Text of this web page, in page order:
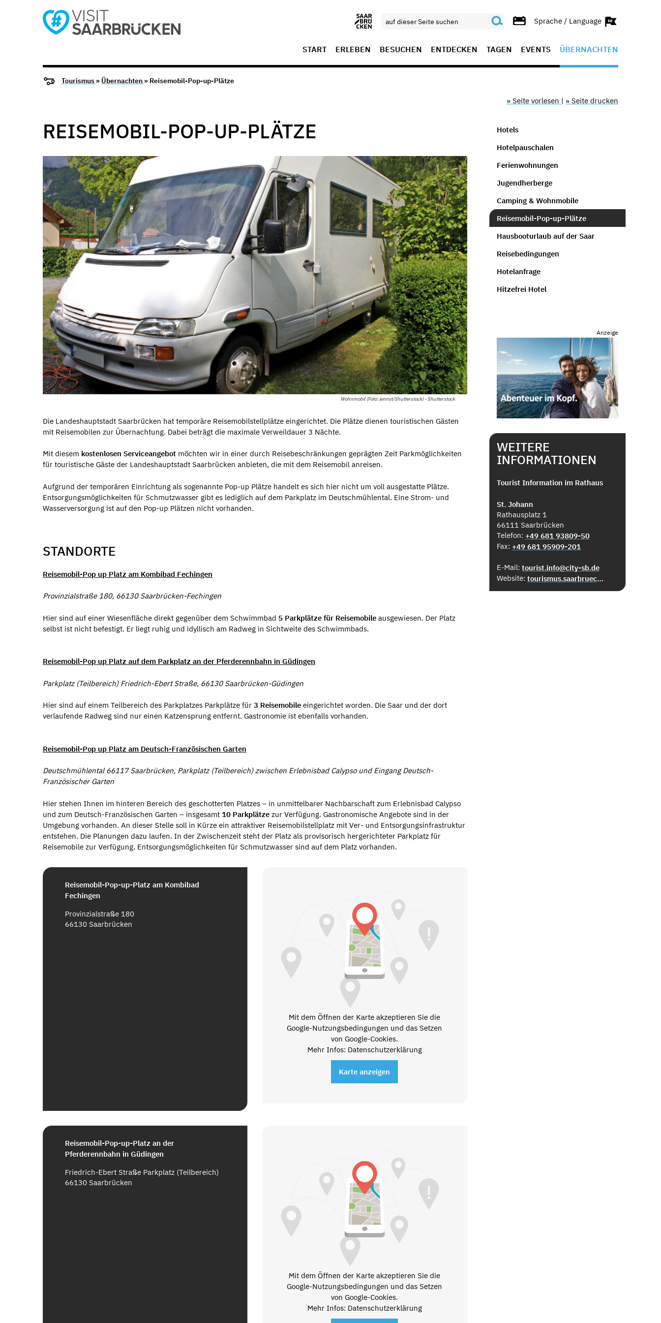
Sprache / Language
START ERLEBEN BESUCHEN ENTDECKEN TAGEN EVENTS ÜBERNACHTEN
Tourismus » Übernachten » Reisemobil-Pop-up-Plätze
» Seite vorlesen | » Seite drucken
REISEMOBIL-POP-UP-PLÄTZE
Wohnmobil (Foto: jennyt/Shutterstock) - Shutterstock
Die Landeshauptstadt Saarbrücken hat temporäre Reisemobilstellplätze eingerichtet. Die Plätze dienen touristischen Gästen
mit Reisemobilen zur Übernachtung. Dabei beträgt die maximale Verweildauer 3 Nächte.
Mit diesem kostenlosen Serviceangebot möchten wir in einer durch Reisebeschränkungen geprägten Zeit Parkmöglichkeiten
für touristische Gäste der Landeshauptstadt Saarbrücken anbieten, die mit dem Reisemobil anreisen.
Aufgrund der temporären Einrichtung als sogenannte Pop-up Plätze handelt es sich hier nicht um voll ausgestatte Plätze.
Entsorgungsmöglichkeiten für Schmutzwasser gibt es lediglich auf dem Parkplatz im Deutschmühlental. Eine Strom- und
Wasserversorgung ist auf den Pop-up Plätzen nicht vorhanden.
STANDORTE
Reisemobil-Pop up Platz am Kombibad Fechingen
Provinzialstraße 180, 66130 Saarbrücken-Fechingen
Hier sind auf einer Wiesenfläche direkt gegenüber dem Schwimmbad 5 Parkplätze für Reisemobile ausgewiesen. Der Platz
selbst ist nicht befestigt. Er liegt ruhig und idyllisch am Radweg in Sichtweite des Schwimmbads.
Reisemobil-Pop up Platz auf dem Parkplatz an der Pferderennbahn in Güdingen
Parkplatz (Teilbereich) Friedrich-Ebert Straße, 66130 Saarbrücken-Güdingen
Hier sind auf einem Teilbereich des Parkplatzes Parkplätze für 3 Reisemobile eingerichtet worden. Die Saar und der dort
verlaufende Radweg sind nur einen Katzensprung entfernt. Gastronomie ist ebenfalls vorhanden.
Reisemobil-Pop up Platz am Deutsch-Französischen Garten
Deutschmühlental 66117 Saarbrücken, Parkplatz (Teilbereich) zwischen Erlebnisbad Calypso und Eingang Deutsch-
Französischer Garten
Hier stehen Ihnen im hinteren Bereich des geschotterten Platzes – in unmittelbarer Nachbarschaft zum Erlebnisbad Calypso
und zum Deutsch-Französischen Garten – insgesamt 10 Parkplätze zur Verfügung. Gastronomische Angebote sind in der
Umgebung vorhanden. An dieser Stelle soll in Kürze ein attraktiver Reisemobilstellplatz mit Ver- und Entsorgungsinfrastruktur
entstehen. Die Planungen dazu laufen. In der Zwischenzeit steht der Platz als provisorisch hergerichteter Parkplatz für
Reisemobile zur Verfügung. Entsorgungsmöglichkeiten für Schmutzwasser sind auf dem Platz vorhanden.
Reisemobil-Pop-up-Platz am Kombibad
Fechingen
Provinzialstraße 180
66130 Saarbrücken
Mit dem Öffnen der Karte akzeptieren Sie die
Google-Nutzungsbedingungen und das Setzen
von Google-Cookies.
Mehr Infos: Datenschutzerklärung
Karte anzeigen
Reisemobil-Pop-up-Platz an der
Pferderennbahn in Güdingen
Friedrich-Ebert Straße Parkplatz (Teilbereich)
66130 Saarbrücken
Mit dem Öffnen der Karte akzeptieren Sie die
Google-Nutzungsbedingungen und das Setzen
von Google-Cookies.
Mehr Infos: Datenschutzerklärung
Hotels
Hotelpauschalen
Ferienwohnungen
Jugendherberge
Camping & Wohnmobile
Reisemobil-Pop-up-Plätze
Hausbooturlaub auf der Saar
Reisebedingungen
Hotelanfrage
Hitzefrei Hotel
Anzeige
WEITERE
INFORMATIONEN
Tourist Information im Rathaus
St. Johann
Rathausplatz 1
66111 Saarbrücken
Telefon: +49 681 93809-50
Fax: +49 681 95909-201
E-Mail: tourist.info@city-sb.de
Website:
tourismus.saarbruecken.de